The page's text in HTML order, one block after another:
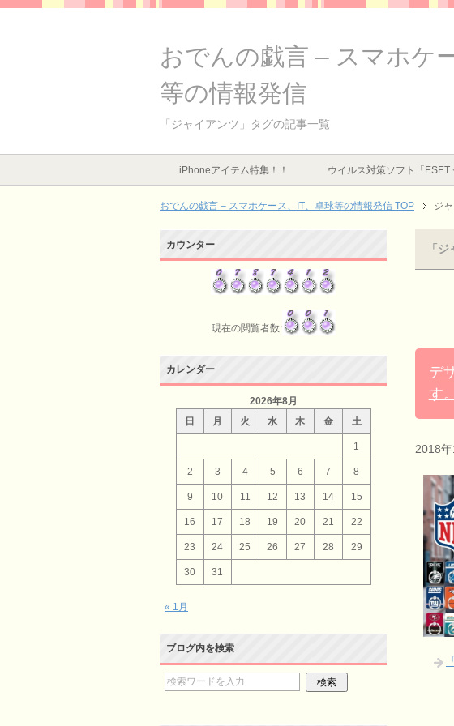
おでんの戯言 – スマホケ
等の情報発信
「ジャイアンツ」タグの記事一覧
iPhoneアイテム特集！！ ウイルス対策ソフト「ESET
おでんの戯言 – スマホケース、IT、卓球等の情報発信 TOP ジ
「
デ
す。
2018
カウンター
現在の閲覧者数:
カレンダー
2026年8月
日
月 火 水 木 金 土
1
2 3 4 5 6 7 8
9 10 11 12 13 14 15
16 17 18 19 20 21 22
23 24 25 26 27 28 29
30 31
« 1月
ブログ内を検索